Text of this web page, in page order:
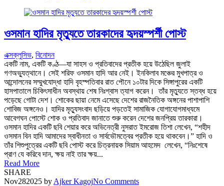
ওসমান হাদির মৃত্যুতে তারকাদের হৃদয়স্পর্শী পোস্ট
এক্সক্লুসিভ, বিনোদন
একটি নাম, একটি কণ্ঠ—যা সাহস ও প্রতিবাদের প্রতীক হয়ে উঠেছিল জুলাই
গণঅভ্যুত্থানে। সেই শরিফ ওসমান হাদি আর নেই। ইনকিলাব মঞ্চের মুখপাত্র ও
আন্দোলনের সম্মুখযোদ্ধা হাদি বৃহস্পতিবার রাত পৌনে ১০টার দিকে সিঙ্গাপুরের একটি
হাসপাতালে চিকিৎসাধীন অবস্থায় শেষ নিঃশ্বাস ত্যাগ করেন। তাঁর মৃত্যুতে স্তব্ধ হয়ে
পড়েছে গোটা দেশ। শোকের ছায়া নেমে এসেছে দেশের রাজনৈতিক অঙ্গনের পাশাপাশি
শোবিজ অঙ্গনেও। হাদির মৃত্যুসংবাদ ছড়িয়ে পড়তেই সামাজিক যোগাযোগমাধ্যমে
আবেগঘন পোস্টে শোক ও প্রতিবাদ জানাতে শুরু করেন দেশের জনপ্রিয় তারকারা।
ওসমান হাদির একটি ছবি শেয়ার করে অভিনেত্রী নুসরাত ইমরোজ তিশা লেখেন, “শহীদ
ওসমান বিন হাদি আমাদের স্বাধীনতা ও সার্বভৌমত্বের প্রতীক হয়ে থাকবেন।” হাদি ও
তাঁর শিশুপুত্রের একটি ছবি পোস্ট করে চিত্রনায়ক সিয়াম আহমেদ লেখেন, “নিঃশেষে
প্রাণ যে করিবে দান, ক্ষয় নাই তার ক্ষয়...
Read More
SHARE
Nov282025 by Ajker KagojNo Comments